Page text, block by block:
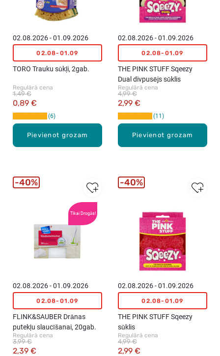
Pievienot grozam
02.08.2026 - 01.09.2026
02.08-01.09
TORO Trauku sūkļi, 2gab.
Regulārā cena
0,89 €
1,49 €
6
Pievienot grozam
02.08.2026 - 01.09.2026
02.08-01.09
THE PINK STUFF Sqeezy
Dual divpusējs sūklis
Regulārā cena
2,99 €
4,99 €
11
Tikai Drogās!
02.08.2026 - 01.09.2026
02.08-01.09
FLINK&SAUBER Drānas
putekļu slaucīšanai, 20gab.
Regulārā cena
2,39 €
3,99 €
40%
02.08.2026 - 01.09.2026
02.08-01.09
THE PINK STUFF Sqeezy
sūklis
Regulārā cena
2,99 €
4,99 €
40%